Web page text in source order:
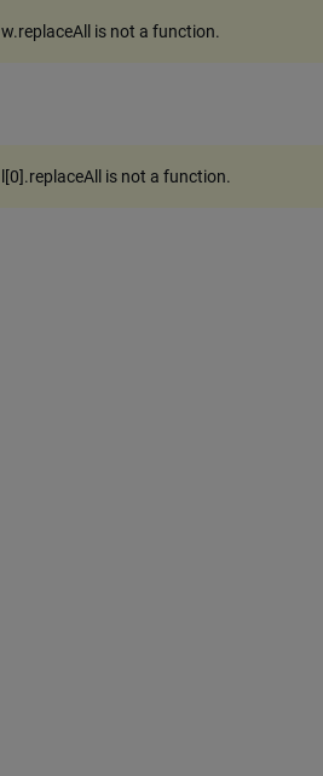
w.replaceAll is not a function.
l[0].replaceAll is not a function.